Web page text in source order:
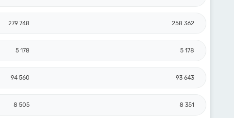
279 748 258 362
5 178 5 178
94 560 93 643
8 505 8 351